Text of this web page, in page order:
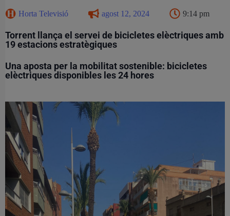
Horta Televisió agost 12, 2024 9:14 pm
Torrent llança el servei de bicicletes elèctriques amb
19 estacions estratègiques
Una aposta per la mobilitat sostenible: bicicletes
elèctriques disponibles les 24 hores